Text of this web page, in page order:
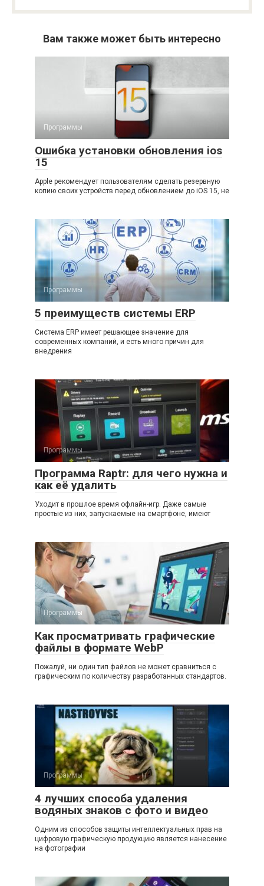
Вам также может быть интересно
Программы
Ошибка установки обновления ios
15
Apple рекомендует пользователям сделать резервную
копию своих устройств перед обновлением до iOS 15, не
Программы
5 преимуществ системы ERP
Система ERP имеет решающее значение для
современных компаний, и есть много причин для
внедрения
Программы
Программа Raptr: для чего нужна и
как её удалить
Уходит в прошлое время офлайн-игр. Даже самые
простые из них, запускаемые на смартфоне, имеют
Программы
Как просматривать графические
файлы в формате WebP
Пожалуй, ни один тип файлов не может сравниться с
графическим по количеству разработанных стандартов.
Программы
4 лучших способа удаления
водяных знаков с фото и видео
Одним из способов защиты интеллектуальных прав на
цифровую графическую продукцию является нанесение
на фотографии